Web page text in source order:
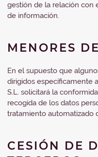
gestión de la relación con
de información.
MENORES
En el supuesto que
dirigidos específicamente
S.L. solicitará la
recogida de los datos
tratamiento automatizado
CESIÓN DE